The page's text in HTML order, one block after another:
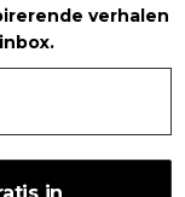
verhalen